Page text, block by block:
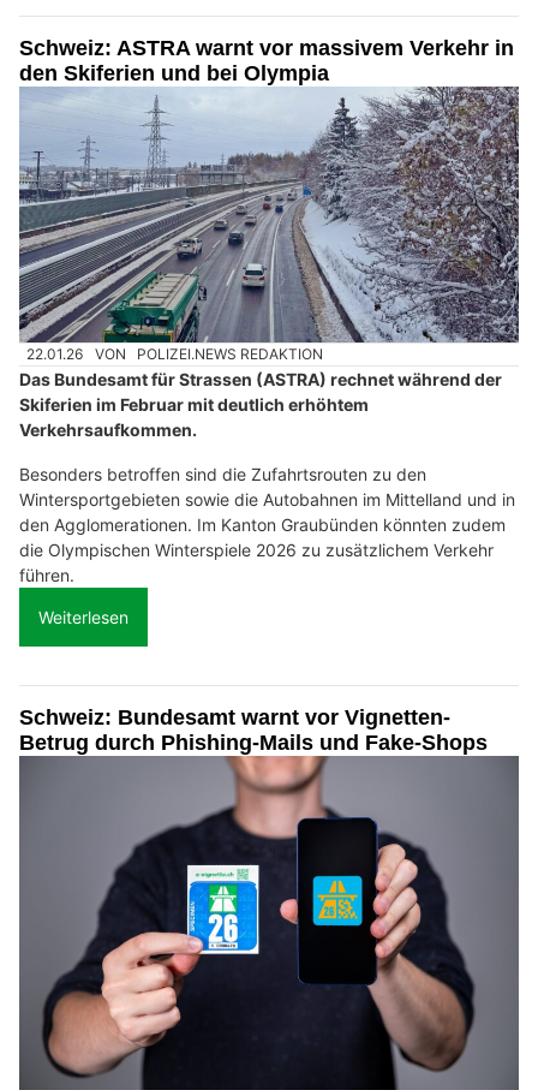
Schweiz: ASTRA warnt vor massivem Verkehr in
den Skiferien und bei Olympia
22.01.26 VON POLIZEI.NEWS REDAKTION
Das Bundesamt für Strassen (ASTRA) rechnet während der
Skiferien im Februar mit deutlich erhöhtem
Verkehrsaufkommen.
Besonders betroffen sind die Zufahrtsrouten zu den
Wintersportgebieten sowie die Autobahnen im Mittelland und in
den Agglomerationen. Im Kanton Graubünden könnten zudem
die Olympischen Winterspiele 2026 zu zusätzlichem Verkehr
führen.
Weiterlesen
Schweiz: Bundesamt warnt vor Vignetten-
Betrug durch Phishing-Mails und Fake-Shops